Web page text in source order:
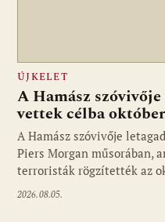
ÚJKELET
A Hamász
vettek célba
A Hamász szóvivője
Piers Morgan műsorában,
terroristák rögzítették az
2026.08.05.